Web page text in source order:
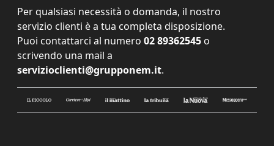
Per qualsiasi necessità o domanda, il nostro
servizio clienti è a tua completa disposizione.
Puoi contattarci al numero 02 89362545 o
scrivendo una mail a
servizioclienti@grupponem.it.